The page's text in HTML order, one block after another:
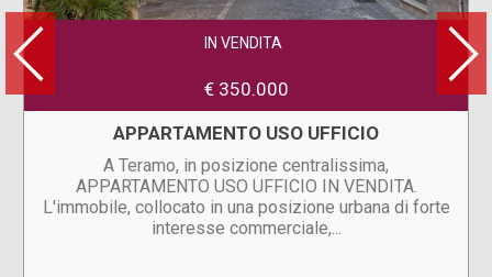
IN VENDITA
€ 350.000
APPARTAMENTO USO UFFICIO
A Teramo, in posizione centralissima,
APPARTAMENTO USO UFFICIO IN VENDITA.
L'immobile, collocato in una posizione urbana di forte
interesse commerciale,...